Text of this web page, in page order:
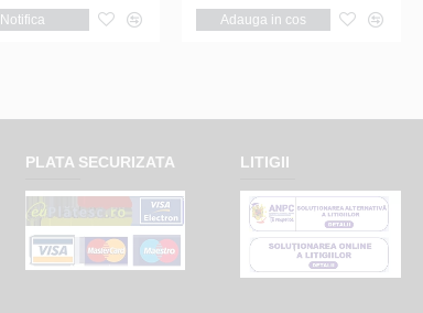
Notifica Adauga in cos
PLATA SECURIZATA LITIGII